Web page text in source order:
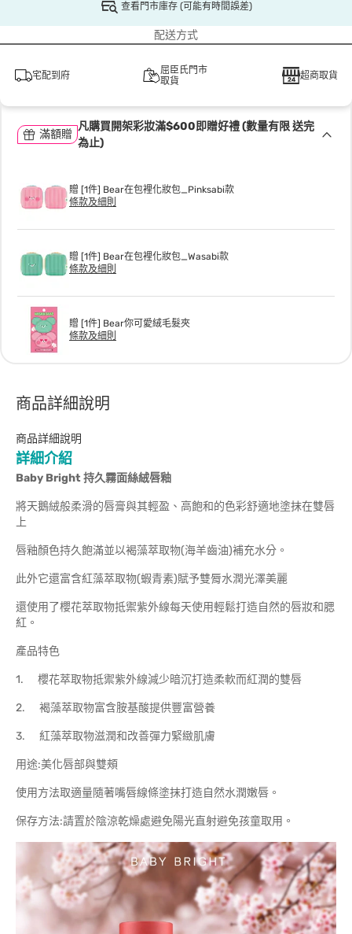
查看門市庫存 (可能有時間誤差)
配送方式
宅配到府
屈臣氏門市
取貨
超商取貨
滿額贈
凡購買開架彩妝滿$600即贈好禮 (數量有限 送完
為止)
贈 [1件] Bear在包裡化妝包_Pinksabi款
條款及細則
贈 [1件] Bear在包裡化妝包_Wasabi款
條款及細則
贈 [1件] Bear你可愛絨毛髮夾
條款及細則
商品詳細說明
商品詳細說明
詳細介紹
Baby Bright持久霧面絲絨唇釉
將天鵝絨般柔滑的唇膏與其輕盈、高飽和的色彩舒適地塗抹在雙唇
上
唇釉顏色持久飽滿並以褐藻萃取物(海羊齒油)補充水分。
此外它還富含紅藻萃取物(蝦青素)賦予雙脣水潤光澤美麗
還使用了櫻花萃取物抵禦紫外線每天使用輕鬆打造自然的唇妝和腮
紅。
產品特色
1. 櫻花萃取物抵禦紫外線減少暗沉打造柔軟而紅潤的雙唇
2. 褐藻萃取物富含胺基酸提供豐富營養
3. 紅藻萃取物滋潤和改善彈力緊緻肌膚
用途:美化唇部與雙頰
使用方法取適量隨著嘴唇線條塗抹打造自然水潤嫩唇。
保存方法:請置於陰涼乾燥處避免陽光直射避免孩童取用。